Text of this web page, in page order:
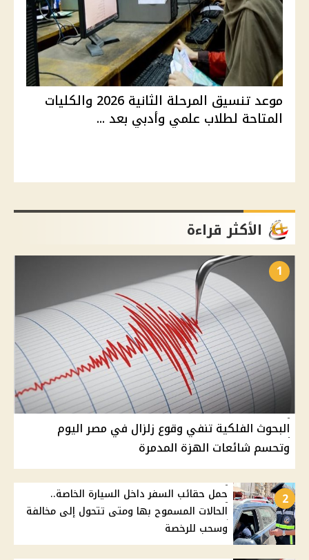
موعد تنسيق المرحلة الثانية 2026 والكليات
المتاحة لطلاب علمي وأدبي بعد ...
الأكثر قراءة
1
البحوث الفلكية تنفي وقوع زلزال في مصر اليوم
وتحسم شائعات الهزة المدمرة
2
حمل حقائب السفر داخل السيارة الخاصة..
الحالات المسموح بها ومتى تتحول إلى مخالفة
وسحب للرخصة